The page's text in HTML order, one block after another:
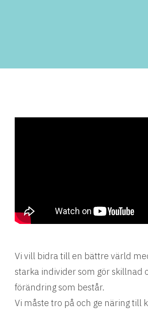
Vi vill bidra till en bättre värld
starka individer som gör skillnad
förändring som består.
Vi måste tro på och ge näring till